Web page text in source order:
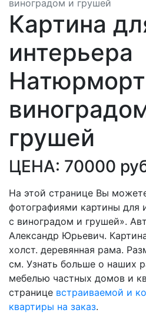
виноградом и грушей
Картина
интерьера
грушей
ЦЕНА: 70000
На этой странице Вы
фотографиями картины для
с виноградом и грушей».
Александр Юрьевич.
холст. деревянная рама.
см. Узнать больше о наших
мебелью частных домов и
странице встраиваемой и
квартиры на заказ.